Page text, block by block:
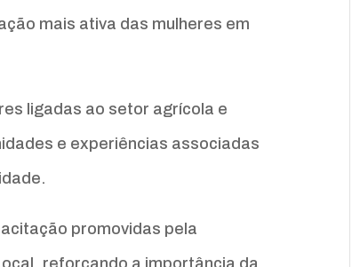
mais ativa das mulheres em
ligadas ao setor agrícola e
e experiências associadas
promovidas pela
reforçando a importância da